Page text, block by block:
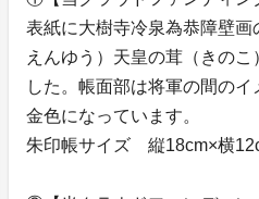
表紙に大樹寺冷泉為恭障壁
えんゆう）天皇の茸（きの
した。帳面部は将軍の間の
金色になっています。
朱印帳サイズ 縦18cm×横